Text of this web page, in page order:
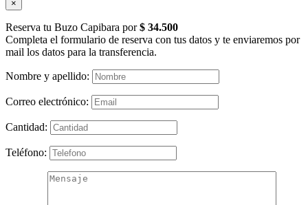
×
Reserva tu Buzo Capibara por$ 34.500
Completa el formulario de reserva con tus datos y te enviaremos por
mail los datos para la transferencia.
Nombre y apellido:
Correo electrónico:
Cantidad:
Teléfono: